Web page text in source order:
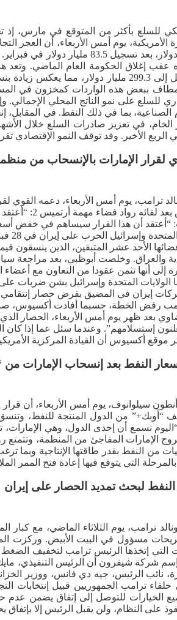
للسلع بأكثر من المتوقع في مارس، إذ
في السلع إلى 86.95 مليار
عقب إغلاق الحكومة العام الماضي. وتعد
في تعزيز صادرات السلع خلال الأشهر
لقرار الإمارات بالإنسحاب من
ترامب، يوم أمس الأربعاء، دعمه
للصحفيين
“أعتقد أن هذا القرار سيساهم في خفض
الأحد عشر المتبقين، الذين ينسقون
والعراق. وخلصت أبوظبي، بعد مراجعة
إلى أنها تثمن عقودا من التعاون مع
الولايات المتحدة وإسرائيل بشن ضربات
إيران في المضيق بفرض حصار
رفض الخطة، حسبما أفادت أكسيوس،
إستسلامهم”. وعندما سئل عما إذا
أكسيوس أن القيادة المركزية
النفط بعد إنسحاب الإمارات من
سيلوانوف، يوم أمس الأربعاء، أن
“أوبك+” من الدول المنتجة للنفط،
نسمع أن إحدى الدول، وهي الإمارات،
الإمارات المفاجئ من المنظمة، وتتمتع
من النفط بقدر طاقتها الإنتاجية
التي يتوقع فيها إعادة فتح الممر
لبحث تمديد الحصار على إيران
دونالد ترامب، يوم الثلاثاء الماضي،
مسؤول في البيت الأبيض. وركزت
إتخذها الرئيس ترامب لتخفيف الضغط
شركة شيفرون أن الرئيس التنفيذي،
نائب الرئيس، جيه دي فانس، ووزير
ترامب الجمهوريين قبيل إنتخابات
الخيارات للتوصل إلى إتفاق يضمن عدم
على النظام، ولن يقبل الرئيس إلا بإتفاق